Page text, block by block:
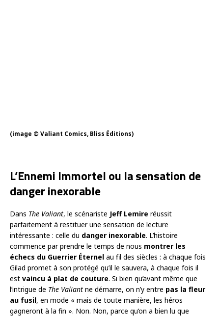
(image © Valiant Comics, Bliss Éditions)
L’Ennemi Immortel ou la sensation de
danger inexorable
Dans The Valiant, le scénariste Jeff Lemire réussit
parfaitement à restituer une sensation de lecture
intéressante : celle du danger inexorable. L’histoire
commence par prendre le temps de nous montrer les
échecs du Guerrier Éternel au fil des siècles : à chaque fois
Gilad promet à son protégé qu’il le sauvera, à chaque fois il
est vaincu à plat de couture. Si bien qu’avant même que
l’intrigue de The Valiant ne démarre, on n’y entre pas la fleur
au fusil, en mode « mais de toute manière, les héros
gagneront à la fin ». Non. Non, parce qu’on a bien lu que